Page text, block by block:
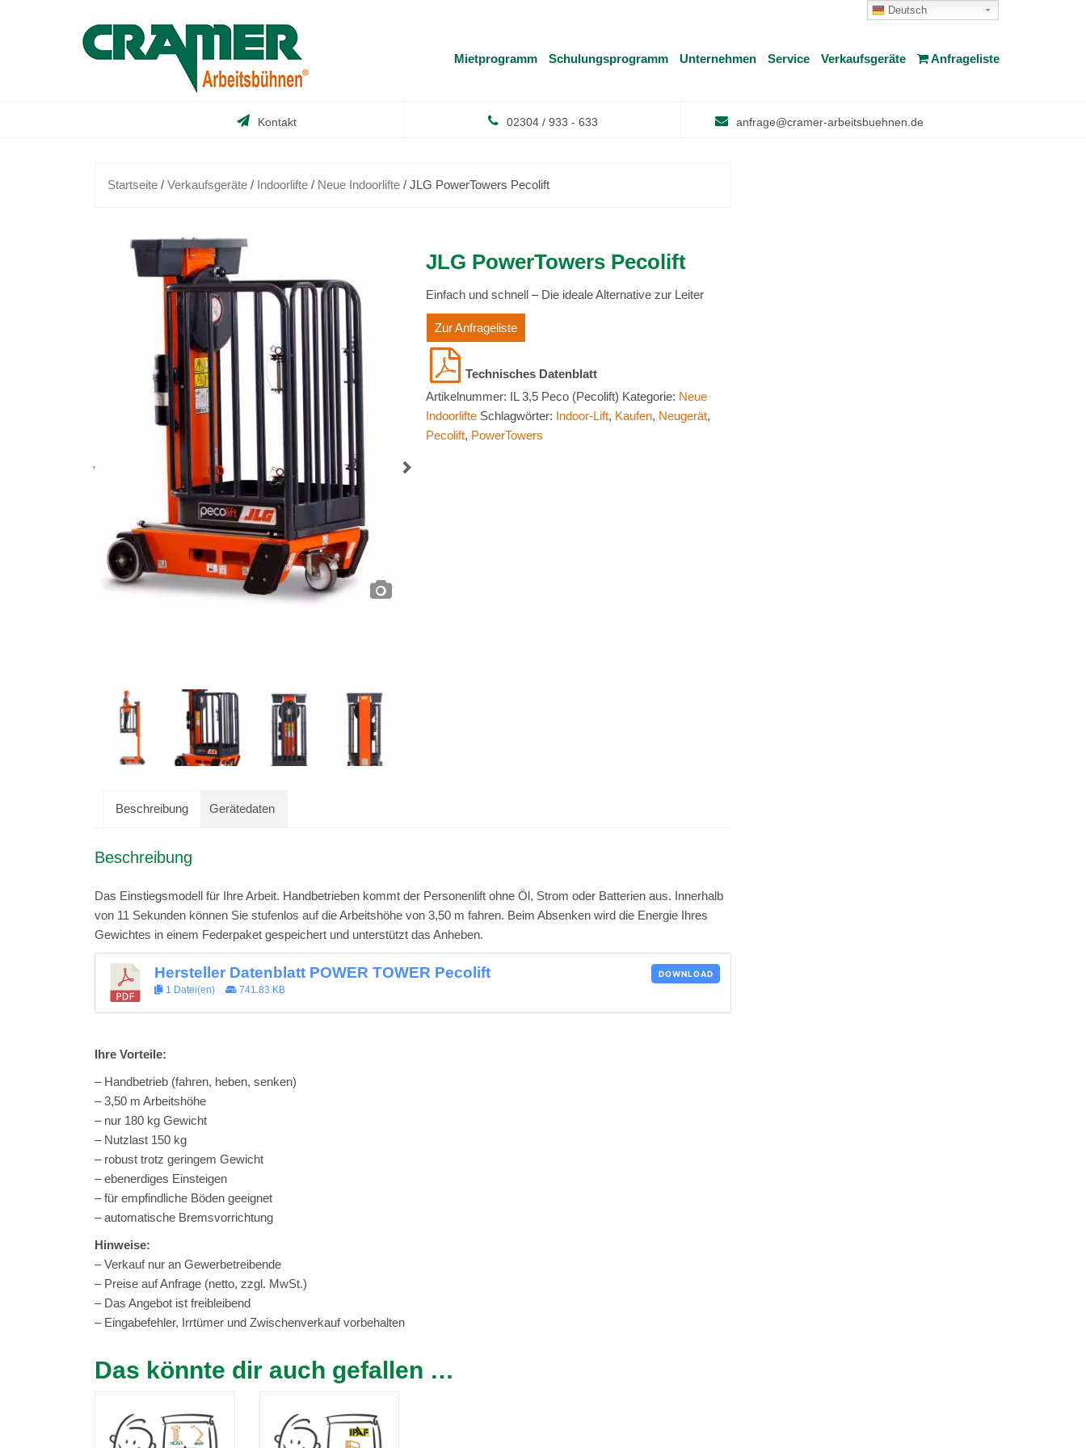
Mietprogramm Schulungsprogramm Unternehmen Service Verkaufsgeräte Anfrageliste
Kontakt 02304 / 933 - 633 anfrage@cramer-arbeitsbuehnen.de
Startseite / Verkaufsgeräte / Indoorlifte / Neue Indoorlifte / JLG PowerTowers Pecolift
JLG PowerTowers Pecolift
Einfach und schnell – Die ideale Alternative zur Leiter
Zur Anfrageliste
Artikelnummer: IL 3,5 Peco (Pecolift) Kategorie: Neue
Indoorlifte Schlagwörter: Indoor-Lift, Kaufen, Neugerät,
Pecolift, PowerTowers
Beschreibung Gerätedaten
Beschreibung
Das Einstiegsmodell für Ihre Arbeit. Handbetrieben kommt der Personenlift ohne Öl, Strom oder Batterien aus. Innerhalb
von 11 Sekunden können Sie stufenlos auf die Arbeitshöhe von 3,50 m fahren. Beim Absenken wird die Energie Ihres
Gewichtes in einem Federpaket gespeichert und unterstützt das Anheben.
Hersteller Datenblatt POWER TOWER Pecolift
1 Datei(en) 741.83 KB
DOWNLOAD
Ihre Vorteile:
– Handbetrieb (fahren, heben, senken)
– 3,50 m Arbeitshöhe
– nur 180 kg Gewicht
– Nutzlast 150 kg
– robust trotz geringem Gewicht
– ebenerdiges Einsteigen
– für empfindliche Böden geeignet
– automatische Bremsvorrichtung
Hinweise:
– Verkauf nur an Gewerbetreibende
– Preise auf Anfrage (netto, zzgl. MwSt.)
– Das Angebot ist freibleibend
– Eingabefehler, Irrtümer und Zwischenverkauf vorbehalten
Das könnte dir auch gefallen …
Deutsch